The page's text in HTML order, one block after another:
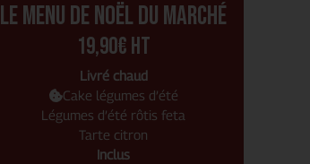
Le menu de Noël du marché
19,90€ Ht
Livré chaud
Cake légumes d’été
Légumes d’été rôtis feta
Tarte citron
Inclus